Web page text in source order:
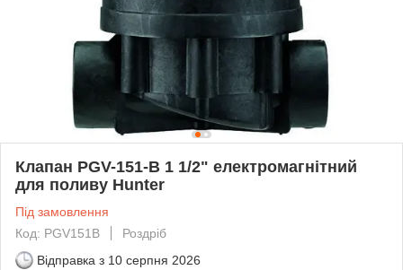
Клапан PGV-151-B 1 1/2" електромагнітний
для поливу Hunter
Під замовлення
Код: PGV151B
Роздріб
Відправка з 10 серпня 2026